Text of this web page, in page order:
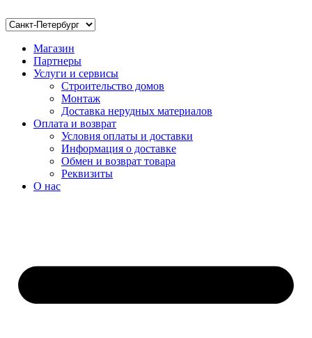
Магазин
Партнеры
Услуги и сервисы
Строительство домов
Монтаж
Доставка нерудных материалов
Оплата и возврат
Условия оплаты и доставки
Информация о доставке
Обмен и возврат товара
Реквизиты
О нас